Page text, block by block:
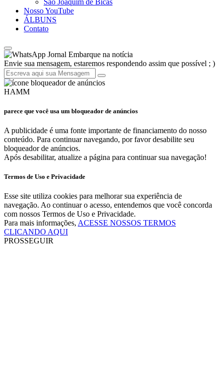
Nosso YouTube
ÁLBUNS
Contato
Jornal Embarque na notícia
Envie sua mensagem, estaremos respondendo assim que possível ; )
HAMM
parece que você usa um bloqueador de anúncios
A publicidade é uma fonte importante de financiamento do nosso
conteúdo. Para continuar navegando, por favor desabilite seu
bloqueador de anúncios.
Após desabilitar, atualize a página para continuar sua navegação!
Termos de Uso e Privacidade
Esse site utiliza cookies para melhorar sua experiência de
navegação. Ao continuar o acesso, entendemos que você concorda
com nossos Termos de Uso e Privacidade.
Para mais informações, ACESSE NOSSOS TERMOS
CLICANDO AQUI
PROSSEGUIR